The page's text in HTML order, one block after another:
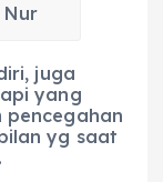
Nur
juga
yang
pencegahan
yg saat